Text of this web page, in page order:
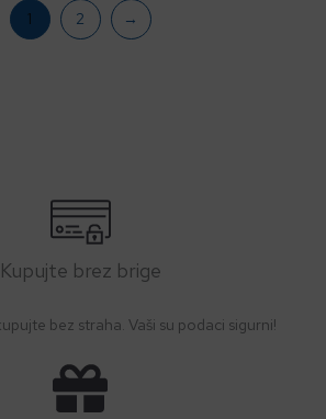
1 2 →
Kupujte brez brige
bez straha. Vaši su podaci sigurni!